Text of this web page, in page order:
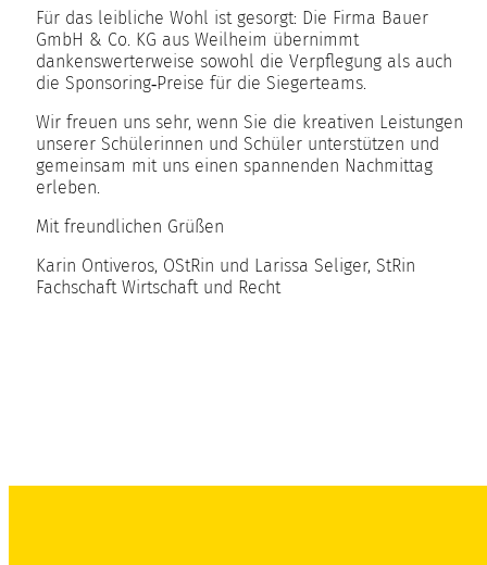
Für das leibliche Wohl ist gesorgt: Die Firma Bauer
GmbH & Co. KG aus Weilheim übernimmt
dankenswerterweise sowohl die Verpflegung als auch
die Sponsoring‑Preise für die Siegerteams.
Wir freuen uns sehr, wenn Sie die kreativen Leistungen
unserer Schülerinnen und Schüler unterstützen und
gemeinsam mit uns einen spannenden Nachmittag
erleben.
Mit freundlichen Grüßen
Karin Ontiveros, OStRin und Larissa Seliger, StRin
Fachschaft Wirtschaft und Recht